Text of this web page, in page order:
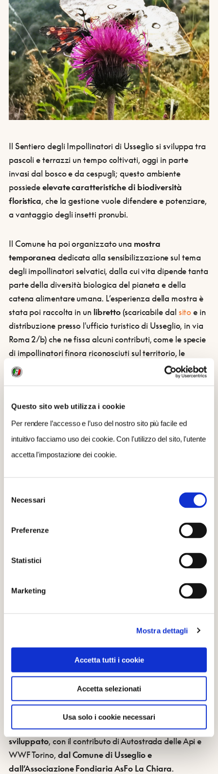
Questo sito web utilizza i cookie
Per rendere l’accesso e l’uso del nostro sito più facile ed
intuitivo facciamo uso dei cookie. Con l'utilizzo del sito, l'utente
accetta l'impostazione dei cookie.
delNecessari
Preferenze
Statistici
Marketing
Mostra dettagli
Accetta tutti i cookie
Accetta selezionati
Usa solo i cookie necessari
Il Sentiero degli Impollinatori di Usseglio si sviluppa tra
pascoli e terrazzi un tempo coltivati, oggi in parte
invasi dal bosco e da cespugli; questo ambiente
possiedeelevate caratteristiche di biodiversità
floristica, che la gestione vuole difendere e potenziare,
a vantaggio degli insetti pronubi.
Il Comune ha poi organizzato una mostra
temporanea dedicata alla sensibilizzazione sul tema
degli impollinatori selvatici, dalla cui vita dipende tanta
parte della diversità biologica del pianeta e della
catena alimentare umana. L’esperienza della mostra è
stata poi raccolta in un libretto(scaricabile dal sitoe in
distribuzione presso l'ufficio turistico di Usseglio, in via
Roma 2/b) che ne fissa alcuni contributi, come le specie
di impollinatori finora riconosciuti sul territorio, le
specie della flora spontanea favorevoli agli
impollinatori identificate nella “Piana” di Usseglio, un
localmente e un elenco di buoni comportamenti per
tutti i visitatori.
Il Sentiero degli Impollinatori è un progetto
sviluppato, con il contributo di Autostrada delle Api e
WWF Torino, dal Comune di Usseglio e
dall’Associazione Fondiaria AsFo La Chiara.